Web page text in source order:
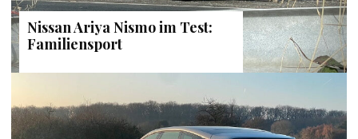
Nissan Ariya Nismo im Test:
Familiensport